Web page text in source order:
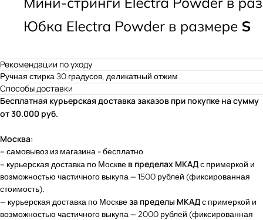
Рекомендации по уходу
Ручная стирка 30 градусов, деликатный отжим
Способы доставки
Бесплатная курьерская доставка заказов при покупке на сумму
от 30.000 руб.
Москва:
– самовывоз из магазина - бесплатно
– курьерская доставка по Москве в пределах МКАДс примеркой и
возможностью частичного выкупа — 1500 рублей (фиксированная
стоимость).
— курьерская доставка по Москвеза пределы МКАДс примеркой и
возможностью частичного выкупа — 2000 рублей (фиксированная
Подарочный сертификат